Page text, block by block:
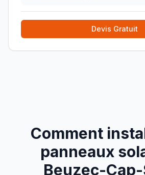
Devis Gratuit
Comment
panneaux
Beuzec-